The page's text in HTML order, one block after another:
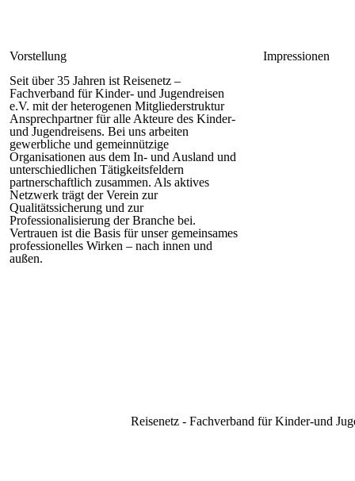
Vorstellung
Seit über 35 Jahren ist Reisenetz –
Fachverband für Kinder- und Jugendreisen
e.V. mit der heterogenen Mitgliederstruktur
Ansprechpartner für alle Akteure des Kinder-
und Jugendreisens. Bei uns arbeiten
gewerbliche und gemeinnützige
Organisationen aus dem In- und Ausland und
unterschiedlichen Tätigkeitsfeldern
partnerschaftlich zusammen. Als aktives
Netzwerk trägt der Verein zur
Qualitätssicherung und zur
Professionalisierung der Branche bei.
Vertrauen ist die Basis für unser gemeinsames
professionelles Wirken – nach innen und
außen.
Impressionen
Reisenetz - Fachverband für Kinder-und